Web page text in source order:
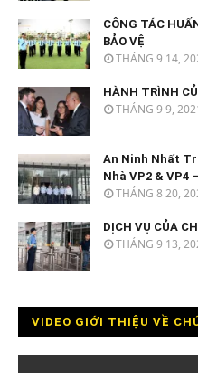
CÔNG TÁC
BẢO VỆ
THÁNG 9 14,
HÀNH TRÌNH
THÁNG 9 9,
An Ninh Nhất
Nhà VP2 & VP4
THÁNG 8 20,
DỊCH VỤ CỦA
THÁNG 9 13,
VIDEO GIỚI THIỆU VỀ